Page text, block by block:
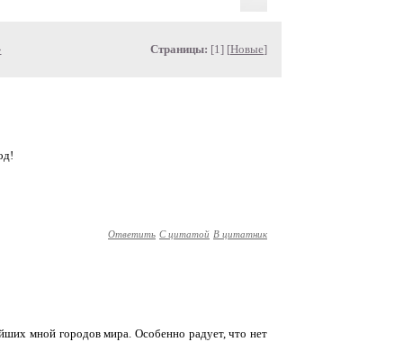
Страницы: [1] [Новые]
Ответить С цитатой В цитатник
мной городов мира. Особенно радует, что нет